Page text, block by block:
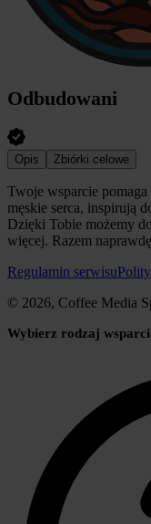
Odbudowani
Opis Zbiórki celowe
Twoje wsparcie
męskie serca, inspirują
Dzięki Tobie możemy
więcej. Razem
Regulamin serwisu
© 2026, Coffee Media
Wybierz rodzaj